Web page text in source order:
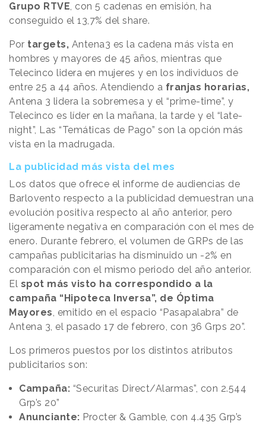
Grupo RTVE, con 5 cadenas en emisión, ha
conseguido el 13,7% del share.
Por targets, Antena3 es la cadena más vista en
hombres y mayores de 45 años, mientras que
Telecinco lidera en mujeres y en los individuos de
entre 25 a 44 años. Atendiendo a franjas horarias,
Antena 3 lidera la sobremesa y el “prime-time”, y
Telecinco es líder en la mañana, la tarde y el “late-
night”, Las “Temáticas de Pago” son la opción más
vista en la madrugada.
La publicidad más vista del mes
Los datos que ofrece el informe de audiencias de
Barlovento respecto a la publicidad demuestran una
evolución positiva respecto al año anterior, pero
ligeramente negativa en comparación con el mes de
enero. Durante febrero, el volumen de GRPs de las
campañas publicitarias ha disminuido un -2% en
comparación con el mismo periodo del año anterior.
El spot más visto ha correspondido a la
campaña “Hipoteca Inversa”, de Óptima
Mayores, emitido en el espacio “Pasapalabra” de
Antena 3, el pasado 17 de febrero, con 36 Grps 20”.
Los primeros puestos por los distintos atributos
publicitarios son:
Campaña: “Securitas Direct/Alarmas”, con 2.544
Grp’s 20”
Anunciante: Procter & Gamble, con 4.435 Grp’s